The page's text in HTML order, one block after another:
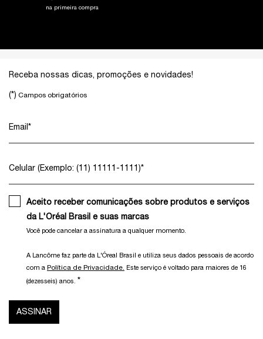
na primeira compra
Receba nossas dicas, promoções e novidades!
(*) Campos obrigatórios
Email *
Celular (Exemplo: (11) 11111-1111)*
Aceito receber comunicações sobre produtos e serviços
da L'Oréal Brasil e suas marcas
Você pode cancelar a assinatura a qualquer momento.​
A Lancôme faz parte da L'Óreal Brasil e utiliza seus dados pessoais de acordo
com a Política de Privacidade. Este serviço é voltado para maiores de 16
(dezesseis) anos. *
ASSINAR